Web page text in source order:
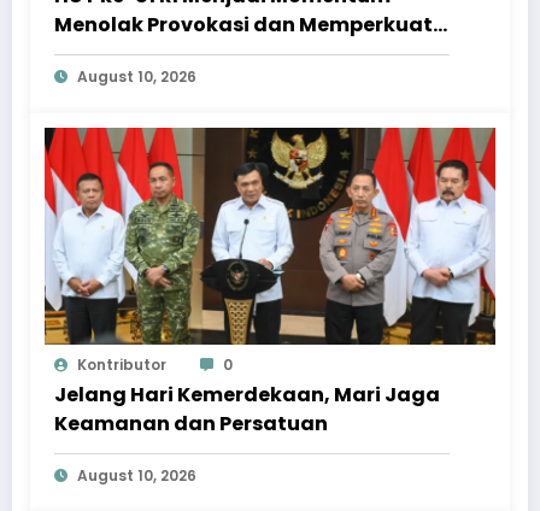
Menolak Provokasi dan Memperkuat
Persatuan
August 10, 2026
Kontributor 0
Jelang Hari Kemerdekaan, Mari Jaga
Keamanan dan Persatuan
August 10, 2026